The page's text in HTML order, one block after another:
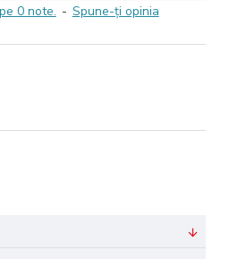
0 note. - Spune-ţi opinia